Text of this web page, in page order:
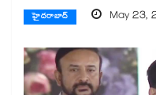
హైదరాబాద్ May 23,